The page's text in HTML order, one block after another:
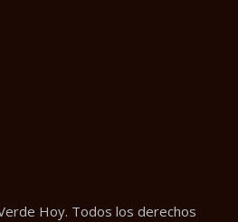
Hoy. Todos los derechos